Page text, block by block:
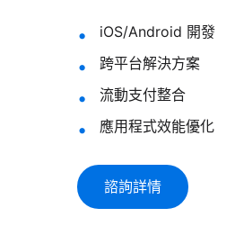
iOS/Android 開發
跨平台解決方案
流動支付整合
應用程式效能優化
諮詢詳情